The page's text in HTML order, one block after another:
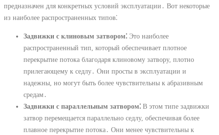
предназначен для конкретных условий эксплуатации․ Вот некоторые
из наиболее распространенных типов⁚
Задвижки с клиновым затвором⁚ Это наиболее
распространенный тип, который обеспечивает плотное
перекрытие потока благодаря клиновому затвору, плотно
прилегающему к седлу․ Они просты в эксплуатации и
надежны, но могут быть более чувствительны к абразивным
средам․
Задвижки с параллельным затвором⁚ В этом типе задвижки
затвор перемещается параллельно седлу, обеспечивая более
плавное перекрытие потока․ Они менее чувствительны к